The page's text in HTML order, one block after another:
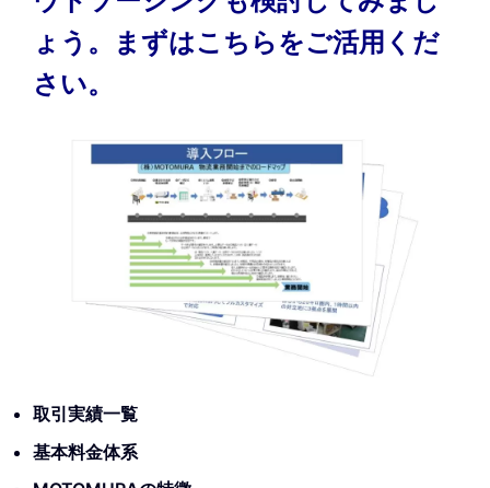
ょう。まずはこちらをご活用くだ
さい。
取引実績一覧
基本料金体系